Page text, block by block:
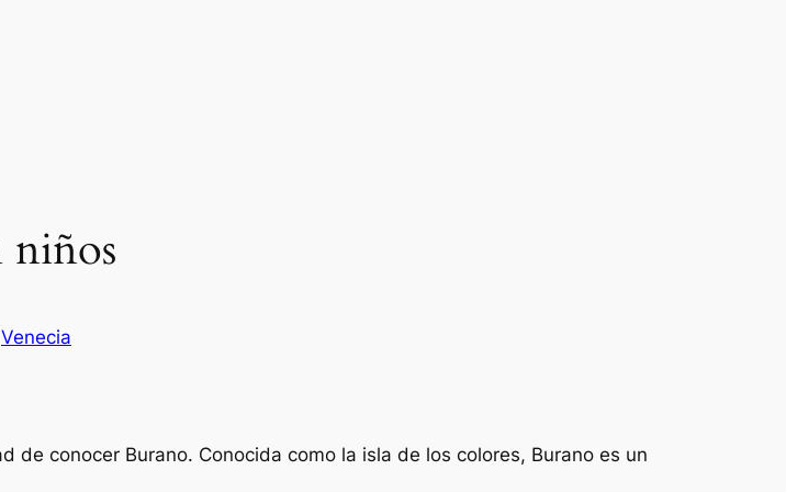
niños
Venecia
conocer Burano. Conocida como la isla de los colores, Burano es un